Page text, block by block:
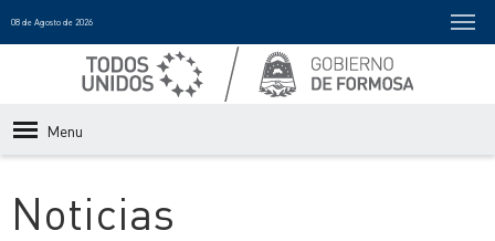
08 de Agosto de 2026
Menu
Noticias